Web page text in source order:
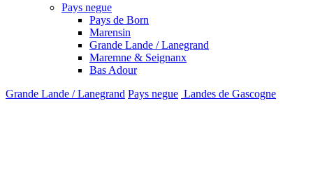
Pays negue
Pays de Born
Marensin
Grande Lande / Lanegrand
Maremne & Seignanx
Bas Adour
Grande Lande / Lanegrand Pays negue Landes de Gascogne